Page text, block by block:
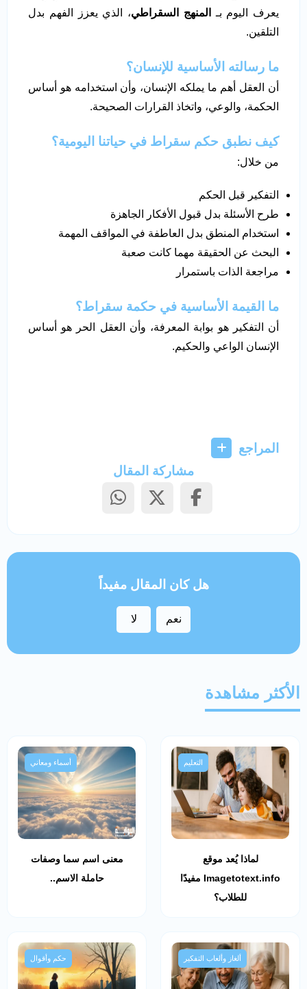
يعرف اليوم بـ
المنهج السقراطي، الذي يعزز الفهم بدل
التلقين.
ما رسالته الأساسية للإنسان؟
أن العقل أهم ما يملكه الإنسان، وأن استخدامه هو أساس
الحكمة، والوعي، واتخاذ القرارات الصحيحة.
كيف نطبق حكم سقراط في حياتنا اليومية؟
من خلال:
التفكير قبل الحكم
طرح الأسئلة بدل قبول الأفكار الجاهزة
استخدام المنطق بدل العاطفة في المواقف المهمة
البحث عن الحقيقة مهما كانت صعبة
مراجعة الذات باستمرار
ما القيمة الأساسية في حكمة سقراط؟
أن التفكير هو بوابة المعرفة، وأن العقل الحر هو أساس
الإنسان الواعي والحكيم.
المراجع
مشاركة المقال
هل كان المقال مفيداً
نعم لا
الأكثر مشاهدة
التعليم
لماذا يُعد موقع
Imagetotext.info مفيدًا
للطلاب؟
أسماء ومعاني
معنى اسم سما وصفات
حاملة الاسم..
ألغاز وألعاب التفكير حكم وأقوال